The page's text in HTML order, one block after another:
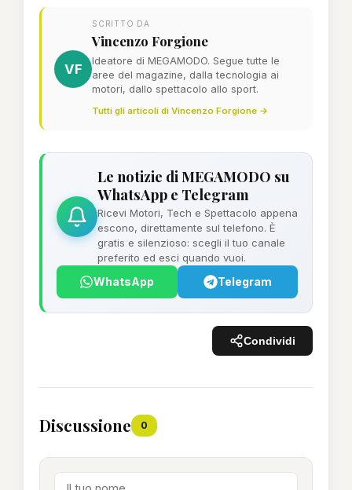
VF
SCRITTO DA
Vincenzo Forgione
Ideatore di MEGAMODO. Segue tutte le
aree del magazine, dalla tecnologia ai
motori, dallo spettacolo allo sport.
Tutti gli articoli di Vincenzo Forgione →
Le notizie di MEGAMODO su
WhatsApp e Telegram
Ricevi Motori, Tech e Spettacolo appena
escono, direttamente sul telefono. È
gratis e silenzioso: scegli il tuo canale
preferito ed esci quando vuoi.
WhatsApp Telegram
Condividi
Discussione 0